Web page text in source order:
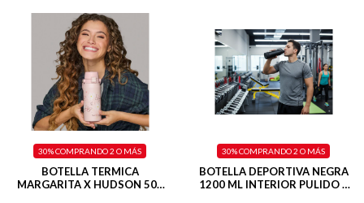
BOTELLA TERMICA
MARGARITA X HUDSON 500
30%COMPRANDO 2 O MÁS
BOTELLA DEPORTIVA NEGRA
1200 ML INTERIOR PULIDO +
30%COMPRANDO 2 O MÁS